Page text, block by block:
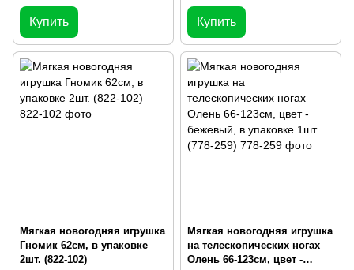
Купить Купить
Мягкая новогодняя игрушка
Гномик 62см, в упаковке
2шт. (822-102)
Мягкая новогодняя игрушка
на телескопических ногах
Олень 66-123см, цвет -